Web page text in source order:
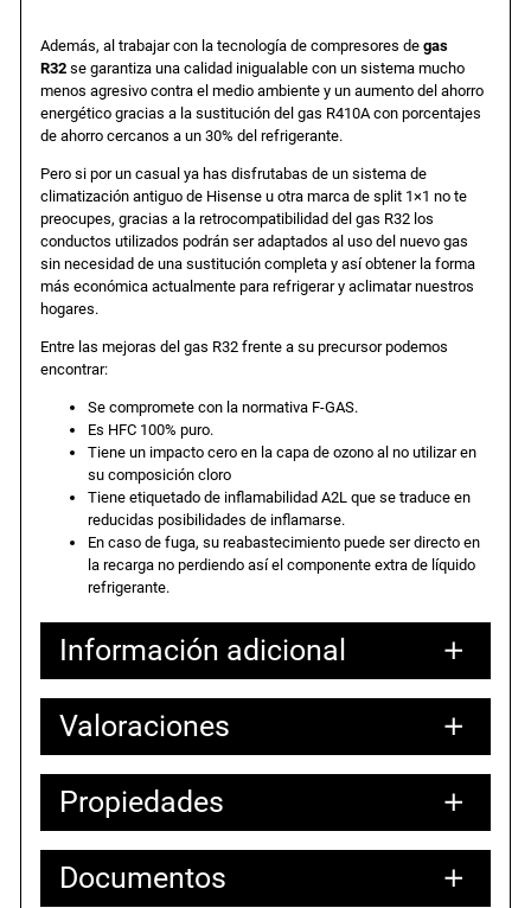
Además, al trabajar con la tecnología de compresores degas
R32se garantiza una calidad inigualable con un sistema mucho
menos agresivo contra el medio ambiente y un aumento del ahorro
energético gracias a la sustitución del gas R410A con porcentajes
de ahorro cercanos a un 30% del refrigerante.
Pero si por un casual ya has disfrutabas de un sistema de
climatización antiguo de Hisense u otra marca de split 1×1 no te
preocupes, gracias a la retrocompatibilidad del gas R32 los
conductos utilizados podrán ser adaptados al uso del nuevo gas
sin necesidad de una sustitución completa y así obtener la forma
más económica actualmente para refrigerar y aclimatar nuestros
hogares.
Entre las mejoras del gas R32 frente a su precursor podemos
encontrar:
Se compromete con la normativa F-GAS.
Es HFC 100% puro.
Tiene un impacto cero en la capa de ozono al no utilizar en
su composición cloro
Tiene etiquetado de inflamabilidad A2L que se traduce en
reducidas posibilidades de inflamarse.
En caso de fuga, su reabastecimiento puede ser directo en
la recarga no perdiendo así el componente extra de líquido
refrigerante.
Información adicional
Atributos Valor
Peso 33,00000 kg
Dimensiones
Valoraciones
0 valoraciones en
Hisense Brissa
Propiedades
El producto no tiene propiedades que
Documentos